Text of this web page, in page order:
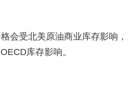
会受北美原油商业库存影响，
库存影响。